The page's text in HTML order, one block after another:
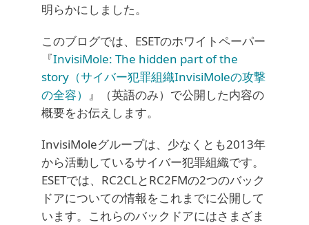
明らかにしました。
このブログでは、ESETのホワイトペーパー
『InvisiMole: The hidden part of the
story（サイバー犯罪組織InvisiMoleの攻撃
の全容） 』（英語のみ）で公開した内容の
概要をお伝えします。
InvisiMoleグループは、少なくとも2013年
から活動しているサイバー犯罪組織です。
ESETでは、RC2CLとRC2FMの2つのバック
ドアについての情報をこれまでに公開して
います。これらのバックドアにはさまざま